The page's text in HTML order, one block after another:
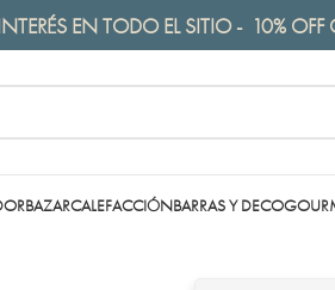
EN TODO EL SITIO - 10%
BAZARCALEFACCIÓNBARRAS Y DECO